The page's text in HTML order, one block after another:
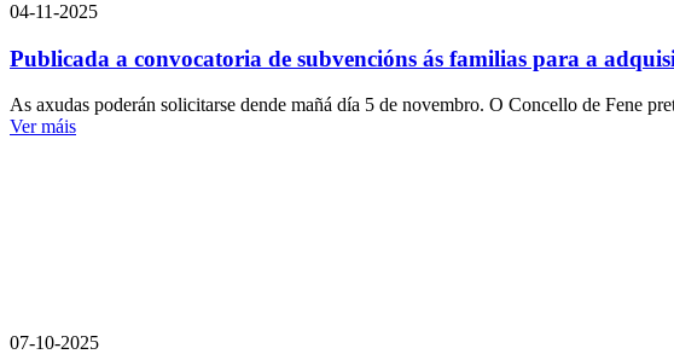
04-11-2025
Publicada a convocatoria de subvencións ás familias para a
As axudas poderán solicitarse dende mañá día 5 de novembro. O Concello de Fene
Ver máis
07-10-2025